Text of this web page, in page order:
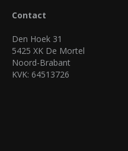
Contact
Den Hoek 31
5425 XK De Mortel
Noord-Brabant
KVK: 64513726